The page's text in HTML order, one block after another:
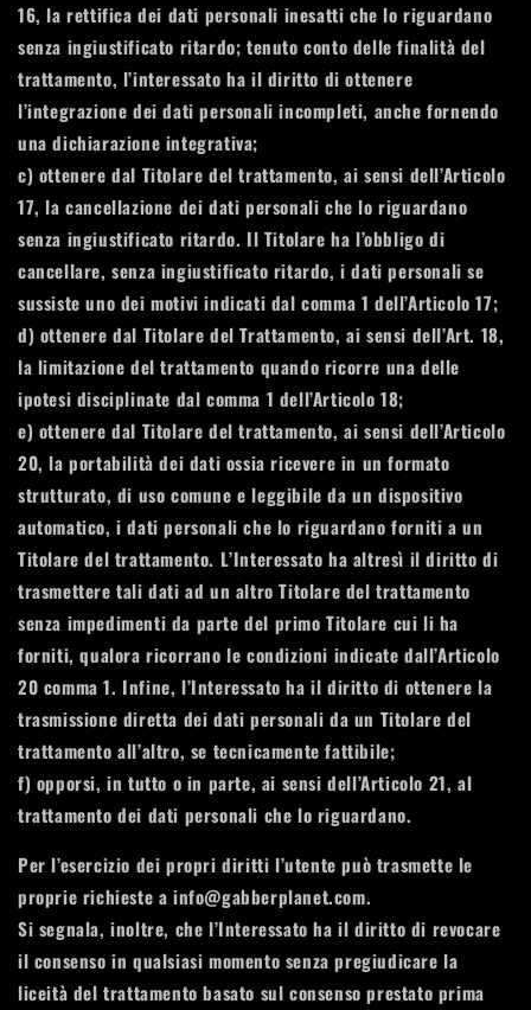
16, la rettifica dei dati personali inesatti che lo riguardano
senza ingiustificato ritardo; tenuto conto delle finalità del
trattamento, l’interessato ha il diritto di ottenere
l’integrazione dei dati personali incompleti, anche fornendo
una dichiarazione integrativa;
c) ottenere dal Titolare del trattamento, ai sensi dell’Articolo
17, la cancellazione dei dati personali che lo riguardano
senza ingiustificato ritardo. Il Titolare ha l’obbligo di
cancellare, senza ingiustificato ritardo, i dati personali se
sussiste uno dei motivi indicati dal comma 1 dell’Articolo 17;
d) ottenere dal Titolare del Trattamento, ai sensi dell’Art. 18,
la limitazione del trattamento quando ricorre una delle
ipotesi disciplinate dal comma 1 dell’Articolo 18;
e) ottenere dal Titolare del trattamento, ai sensi dell’Articolo
20, la portabilità dei dati ossia ricevere in un formato
strutturato, di uso comune e leggibile da un dispositivo
automatico, i dati personali che lo riguardano forniti a un
Titolare del trattamento. L’Interessato ha altresì il diritto di
trasmettere tali dati ad un altro Titolare del trattamento
senza impedimenti da parte del primo Titolare cui li ha
forniti, qualora ricorrano le condizioni indicate dall’Articolo
20 comma 1. Infine, l’Interessato ha il diritto di ottenere la
trasmissione diretta dei dati personali da un Titolare del
trattamento all’altro, se tecnicamente fattibile;
f) opporsi, in tutto o in parte, ai sensi dell’Articolo 21, al
trattamento dei dati personali che lo riguardano.
Per l’esercizio dei propri diritti l’utente può trasmette le
proprie richieste a info@gabberplanet.com.
Si segnala, inoltre, che l’Interessato ha il diritto di revocare
il consenso in qualsiasi momento senza pregiudicare la
liceità del trattamento basato sul consenso prestato prima